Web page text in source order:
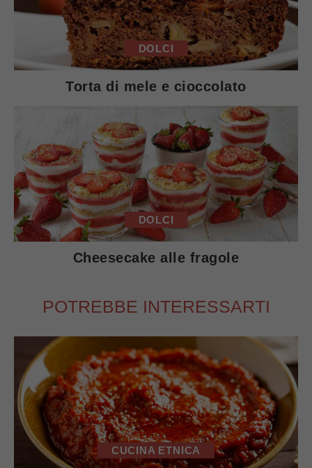
DOLCI
Torta di mele e cioccolato
DOLCI
Cheesecake alle fragole
POTREBBE INTERESSARTI
CUCINA ETNICA